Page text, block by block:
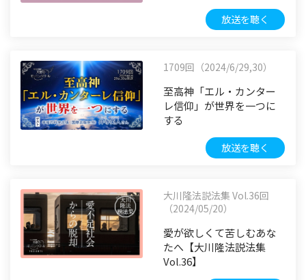
放送を聴く
1709回（2024/6/29,30）
至高神「エル・カンター
レ信仰」が世界を一つに
する
放送を聴く
大川隆法説法集 Vol.36回
（2024/05/20）
愛が欲しくて苦しむあな
たへ【大川隆法説法集
Vol.36】